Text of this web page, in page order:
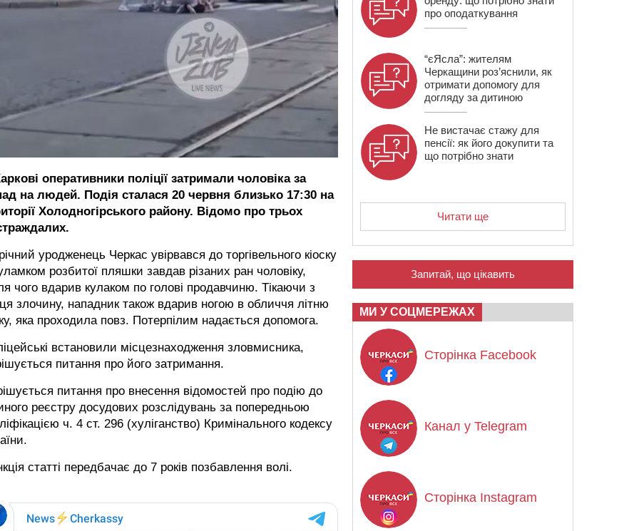
оперативники поліції затримали чоловіка за
на людей. Подія сталася 20 червня близько 17:30 на
Холодногірського району. Відомо про трьох
уродженець Черкас увірвався до торгівельного кіоску
розбитої пляшки завдав різаних ран чоловіку,
чого вдарив кулаком по голові продавчиню. Тікаючи з
злочину, нападник також вдарив ногою в обличчя літню
яка проходила повз. Потерпілим надається допомога.
встановили місцезнаходження зловмисника,
питання про його затримання.
питання про внесення відомостей про подію до
реєстру досудових розслідувань за попередньою
ч. 4 ст. 296 (хуліганство) Кримінального кодексу
статті передбачає до 7 років позбавлення волі.
про оподаткування
“єЯсла”: жителям
Черкащини роз’яснили, як
отримати допомогу для
догляду за дитиною
Не вистачає стажу для
пенсії: як його докупити та
що потрібно знати
Читати ще
Запитай, що цікавить
МИ У СОЦМЕРЕЖАХ
Сторінка Facebook
Канал у Telegram
Сторінка Instagram